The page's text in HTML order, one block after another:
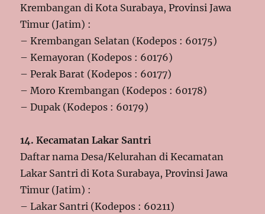
Krembangan di Kota Surabaya, Provinsi Jawa
Timur (Jatim) :
– Krembangan Selatan (Kodepos : 60175)
– Kemayoran (Kodepos : 60176)
– Perak Barat (Kodepos : 60177)
– Moro Krembangan (Kodepos : 60178)
– Dupak (Kodepos : 60179)
14. Kecamatan Lakar Santri
Daftar nama Desa/Kelurahan di Kecamatan
Lakar Santri di Kota Surabaya, Provinsi Jawa
Timur (Jatim) :
– Lakar Santri (Kodepos : 60211)